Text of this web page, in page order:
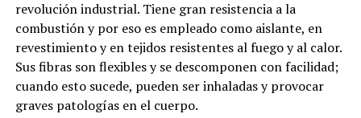
revolución industrial. Tiene gran resistencia a la
combustión y por eso es empleado como aislante, en
revestimiento y en tejidos resistentes al fuego y al calor.
Sus fibras son flexibles y se descomponen con facilidad;
cuando esto sucede, pueden ser inhaladas y provocar
graves patologías en el cuerpo.